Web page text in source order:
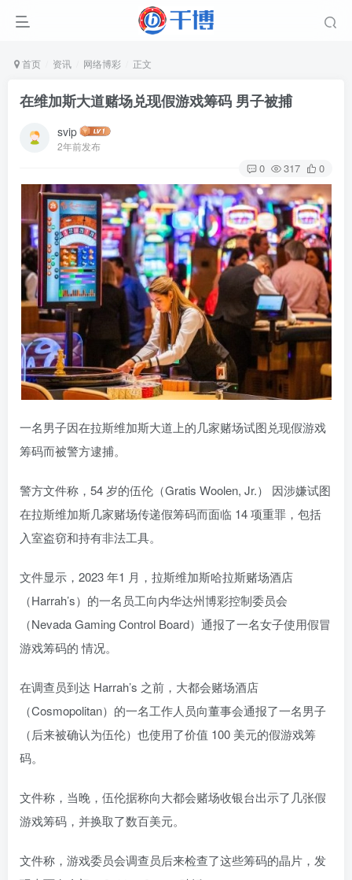
首页 资讯 网络博彩 正文
在维加斯大道赌场兑现假游戏筹码 男子被捕
svip
2年前发布
0 317 0
一名男子因在拉斯维加斯大道上的几家赌场试图兑现假游戏
筹码而被警方逮捕。
警方文件称，54 岁的伍伦（Gratis Woolen, Jr.） 因涉嫌试图
在拉斯维加斯几家赌场传递假筹码而面临 14 项重罪，包括
入室盗窃和持有非法工具。
文件显示，2023 年1 月，拉斯维加斯哈拉斯赌场酒店
（Harrah’s）的一名员工向内华达州博彩控制委员会
（Nevada Gaming Control Board）通报了一名女子使用假冒
游戏筹码的 情况。
在调查员到达 Harrah’s 之前，大都会赌场酒店
（Cosmopolitan）的一名工作人员向董事会通报了一名男子
（后来被确认为伍伦）也使用了价值 100 美元的假游戏筹
码。
文件称，当晚，伍伦据称向大都会赌场收银台出示了几张假
游戏筹码，并换取了数百美元。
文件称，游戏委员会调查员后来检查了这些筹码的晶片，发